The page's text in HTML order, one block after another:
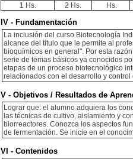
1 Hs. 2 Hs. Hs.
IV - Fundamentación
La inclusión del curso Biotecnología
alcance del titulo que le permite al
bioquímicos en general". Por esta
serie de temas básicos ya conocidos
etapas de un proceso biotecnológico
relacionados con el desarrollo y control
V - Objetivos / Resultados de
Lograr que: el alumno adquiera los
las técnicas de cultivo, aislamiento y
biorreactores. Conozca los aspectos
de fermentación. Se inicie en el
VI - Contenidos